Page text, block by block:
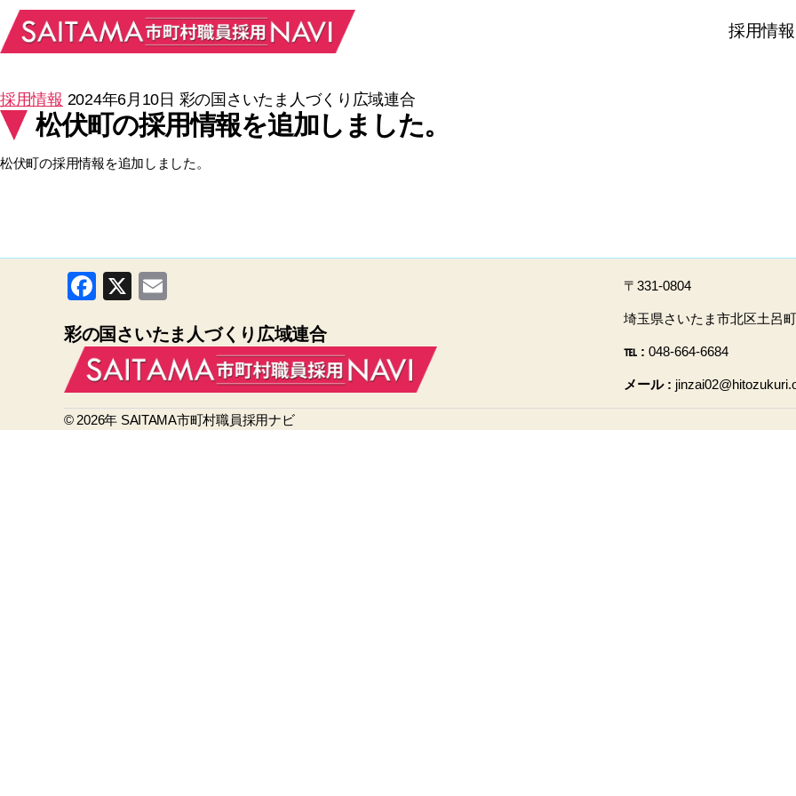
採用情報
採用情報 2024年6月10日 彩の国さいたま人づくり広域連合
松伏町の採用情報を追加しました。
松伏町の採用情報を追加しました。
F
c
e
b
o
X
ail
彩の国さいたま人づくり広域連合
〒331-0804
埼玉県さいたま市北区土呂
℡ : 048-664-6684
メール :
© 2026年 SAITAMA市町村職員採用ナビ